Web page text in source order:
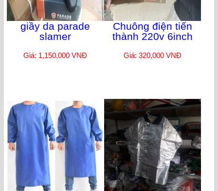
giầy da parade
slamer
Giá: 1,150,000 VNĐ
Chuông điện tiến
thành 220v 6inch
Giá: 320,000 VNĐ